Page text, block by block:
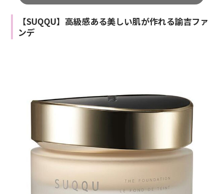
【SUQQU】高級感ある美しい肌が作れる諭吉ファ
ンデ